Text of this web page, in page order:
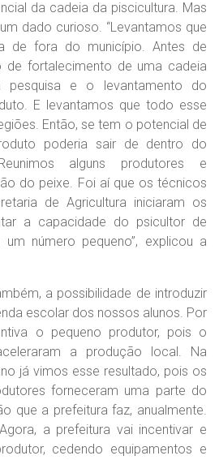
da cadeia da piscicultura. Mas
dado curioso. “Levantamos que
de fora do município. Antes de
de fortalecimento de uma cadeia
pesquisa e o levantamento do
E levantamos que todo esse
Então, se tem o potencial de
poderia sair de dentro do
alguns produtores e
do peixe. Foi aí que os técnicos
de Agricultura iniciaram os
a capacidade do psicultor de
número pequeno”, explicou a
a possibilidade de introduzir
escolar dos nossos alunos. Por
o pequeno produtor, pois o
a produção local. Na
já vimos esse resultado, pois os
forneceram uma parte do
que a prefeitura faz, anualmente.
a prefeitura vai incentivar e
cedendo equipamentos e